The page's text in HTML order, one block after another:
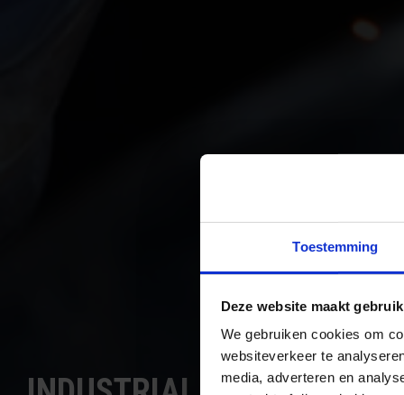
Toestemming
Deze website maakt
We gebruiken cookies om
websiteverkeer te
media, adverteren en